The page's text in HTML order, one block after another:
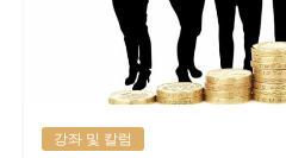
강좌 및 칼럼